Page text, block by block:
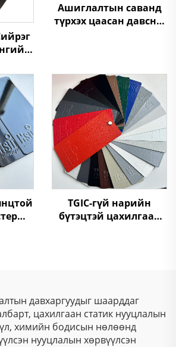
Хагас
Унд
Ашиглалтын саванд
түрхэх цаасан давсны
TGIC-гүй нарийн
бүтэцтэй цахилгаан
давхаргуудыг шаарддаг
цахилгаан статик нууцлалын
химийн бодисын нөлөөнд
нууцлалын хөрвүүлсэн